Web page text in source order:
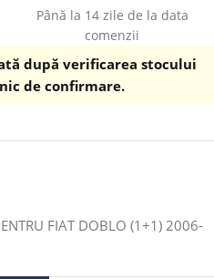
Până la 14 zile de la data
comenzii
după verificarea stocului
de confirmare.
FIAT DOBLO (1+1) 2006-